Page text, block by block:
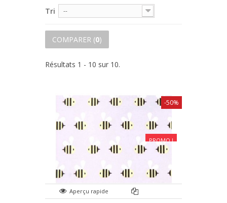
Tri --
COMPARER (0)
Résultats 1 - 10 sur 10.
PROMO !
Aperçu rapide
-50%